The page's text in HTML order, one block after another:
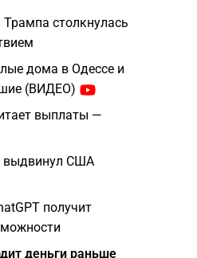
столкнулась
дома в Одессе и
(ВИДЕО)
выплаты —
выдвинул США
получит
деньги раньше